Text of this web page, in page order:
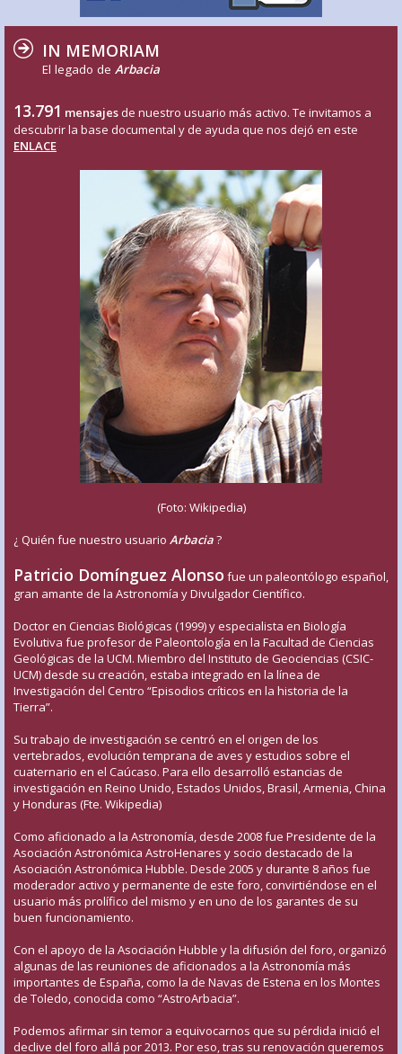
IN MEMORIAM
El legado de Arbacia
13.791 mensajes de nuestro usuario más activo. Te invitamos a
descubrir la base documental y de ayuda que nos dejó en este
ENLACE
(Foto: Wikipedia)
¿ Quién fue nuestro usuario Arbacia?
Patricio Domínguez Alonso fue un paleontólogo español,
gran amante de la Astronomía y Divulgador Científico.
Doctor en Ciencias Biológicas (1999) y especialista en Biología
Evolutiva fue profesor de Paleontología en la Facultad de Ciencias
Geológicas de la UCM. Miembro del Instituto de Geociencias (CSIC-
UCM) desde su creación, estaba integrado en la línea de
Investigación del Centro “Episodios críticos en la historia de la
Tierra”.
Su trabajo de investigación se centró en el origen de los
vertebrados, evolución temprana de aves y estudios sobre el
cuaternario en el Caúcaso. Para ello desarrolló estancias de
investigación en Reino Unido, Estados Unidos, Brasil, Armenia, China
y Honduras (Fte. Wikipedia)
Como aficionado a la Astronomía, desde 2008 fue Presidente de la
Asociación Astronómica AstroHenares y socio destacado de la
Asociación Astronómica Hubble. Desde 2005 y durante 8 años fue
moderador activo y permanente de este foro, convirtiéndose en el
usuario más prolífico del mismo y en uno de los garantes de su
buen funcionamiento.
Con el apoyo de la Asociación Hubble y la difusión del foro, organizó
algunas de las reuniones de aficionados a la Astronomía más
importantes de España, como la de Navas de Estena en los Montes
de Toledo, conocida como “AstroArbacia”.
Podemos afirmar sin temor a equivocarnos que su pérdida inició el
declive del foro allá por 2013. Por eso, tras su renovación queremos